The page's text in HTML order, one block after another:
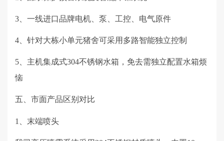
3 、一线进口品牌电机、泵、工控、电气原件
4 、针对大栋小单元猪舍可采用多路智能独立控制
5 、主机集成式304不锈钢水箱，免去需独立配置水箱烦
恼
五、 市面产品区别对比
1、末端喷头